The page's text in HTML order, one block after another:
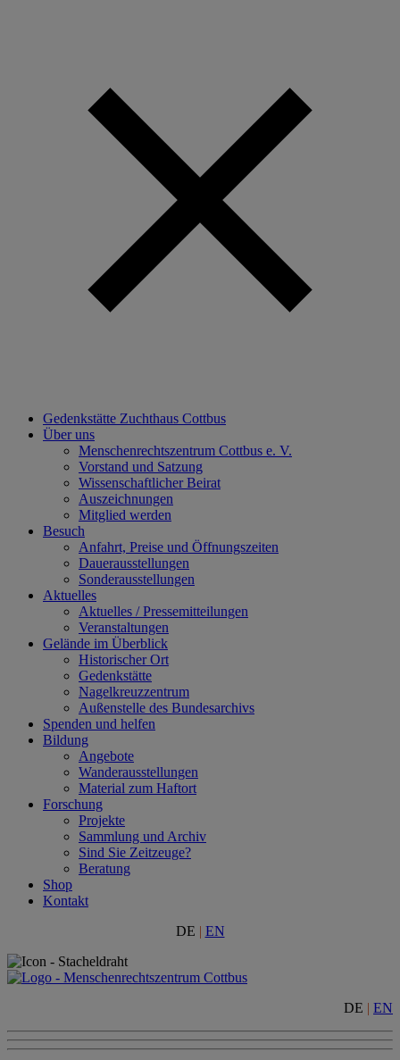
Gedenkstätte Zuchthaus Cottbus
Über uns
Menschenrechtszentrum Cottbus e. V.
Vorstand und Satzung
Wissenschaftlicher Beirat
Auszeichnungen
Mitglied werden
Besuch
Anfahrt, Preise und Öffnungszeiten
Dauerausstellungen
Sonderausstellungen
Aktuelles
Aktuelles / Pressemitteilungen
Veranstaltungen
Gelände im Überblick
Historischer Ort
Gedenkstätte
Nagelkreuzzentrum
Außenstelle des Bundesarchivs
Spenden und helfen
Bildung
Angebote
Wanderausstellungen
Material zum Haftort
Forschung
Projekte
Sammlung und Archiv
Sind Sie Zeitzeuge?
Beratung
Shop
Kontakt
DE | EN
DE | EN